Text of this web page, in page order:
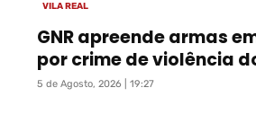
VILA REAL
GNR apreende armas
por crime de violência
5 de Agosto, 2026 | 19:27